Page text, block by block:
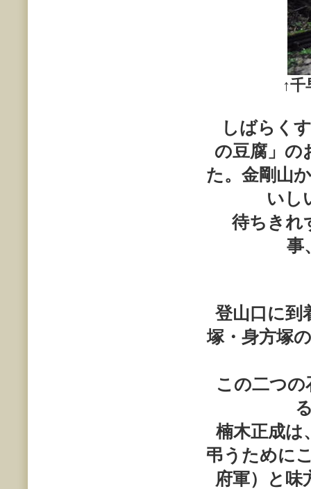
↑千
しばらくす
の豆腐」の
た。金剛山
いし
待ちきれ
事
登山口に到
塚・身方塚
この二つの
楠木正成は
弔うために
府軍）と味